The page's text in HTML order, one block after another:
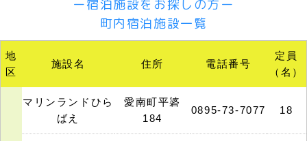
ー宿泊施設をお探しの方ー
町内宿泊施設一覧
地
区
施設名 住所 電話番号
定員
（名）
マリンランドひら
ばえ
愛南町平碆
184
0895-73-7077 18